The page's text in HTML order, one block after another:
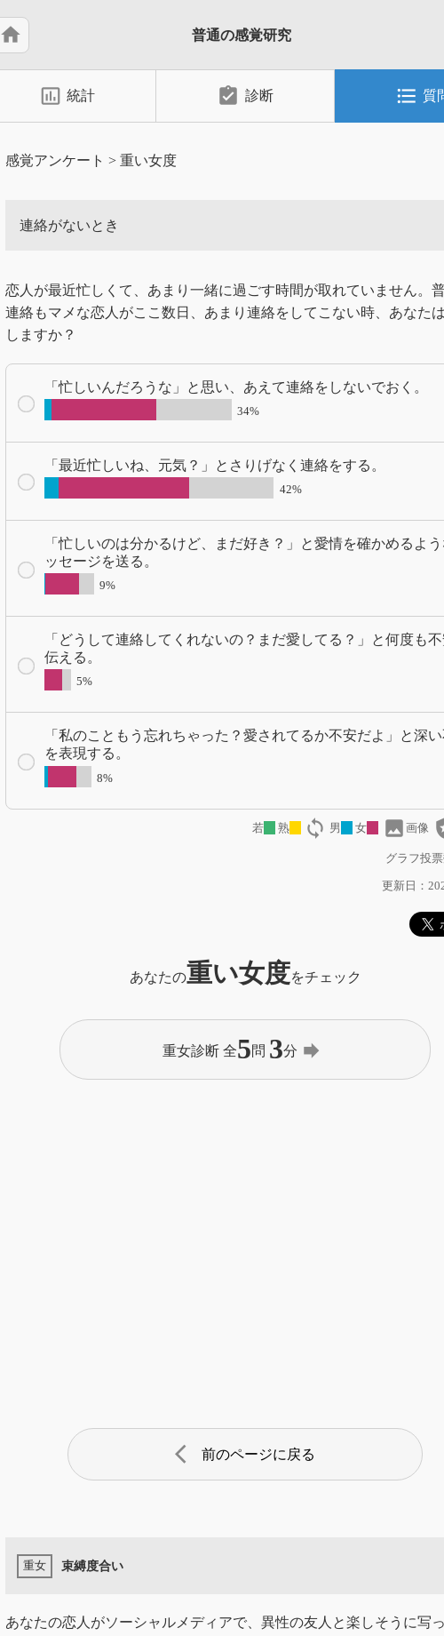
home 普通の感覚研究
insert_chart_outlined 統計 assignment_turned_in 診断 format_list_bulleted 質
感覚アンケート > 重い女度
連絡がないとき
恋人が最近忙しくて、あまり一緒に過ごす時間が取れていません。
連絡もマメな恋人がここ数日、あまり連絡をしてこない時、あなた
しますか？
「忙しいんだろうな」と思い、あえて連絡をしないでおく。
34%
「最近忙しいね、元気？」とさりげなく連絡をする。
42%
「忙しいのは分かるけど、まだ好き？」と愛情を確かめるよう
ッセージを送る。
9%
「どうして連絡してくれないの？まだ愛してる？」と何度も
伝える。
5%
「私のこともう忘れちゃった？愛されてるか不安だよ」と深
を表現する。
8%
若 熟 loop 男 女 image画像
グラフ投
更新日：
あなたの重い女度をチェック
重女診断 全5問 3分 forward
arrow_back_ios 前のページに戻る
束縛度合い
あなたの恋人がソーシャルメディアで、異性の友人と楽しそうに写